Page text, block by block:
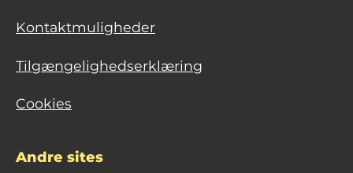
Kontaktmuligheder
Tilgængelighedserklæring
Cookies
Andre sites